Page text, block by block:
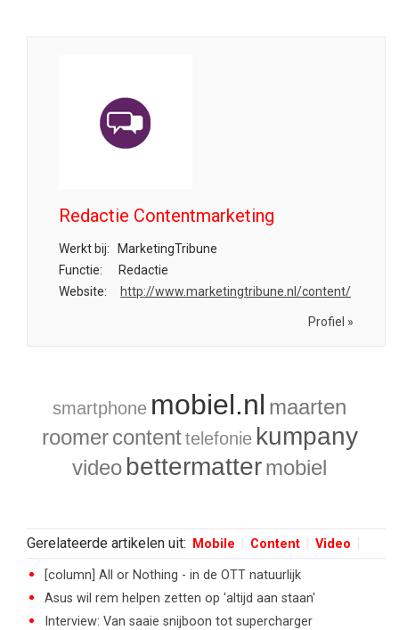
Redactie Contentmarketing
Werkt bij:
MarketingTribune
Functie:
Redactie
Website:
http://www.marketingtribune.nl/content/
Profiel »
smartphone mobiel.nl maarten
roomer content telefonie kumpany
video bettermattermobiel
Gerelateerde artikelen uit: Mobile Content Video
[column] All or Nothing - in de OTT natuurlijk
Asus wil rem helpen zetten op 'altijd aan staan'
Interview: Van saaie snijboon tot supercharger